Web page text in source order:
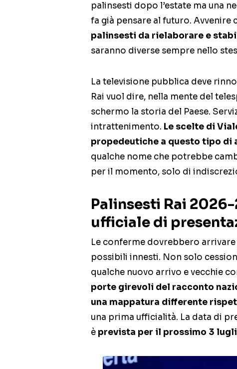
palinsesti dopo l’estate ma una
fa già pensare al futuro. Avvenire
palinsesti da rielaborare e
saranno diverse sempre nello
La televisione pubblica deve
Rai vuol dire, nella mente del
schermo la storia del Paese.
intrattenimento. Le scelte di
propedeutiche a questo tipo di
qualche nome che potrebbe
per il momento, solo di
Palinsesti Rai
ufficiale di
Le conferme dovrebbero
possibili innesti. Non solo
qualche nuovo arrivo e vecchie
porte girevoli del racconto
una mappatura differente
una prima ufficialità. La data di
è prevista per il prossimo 3